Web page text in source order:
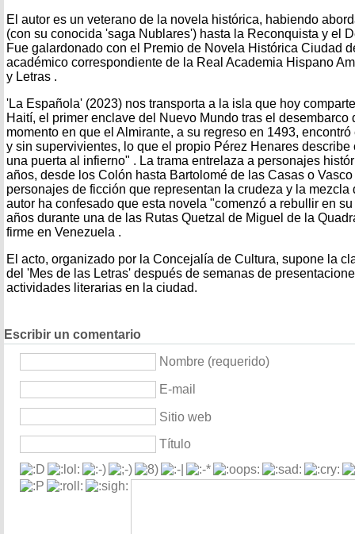
El autor es un veterano de la novela histórica, habiendo
(con su conocida 'saga Nublares') hasta la Reconquista y el
Fue galardonado con el Premio de Novela Histórica Ciudad
académico correspondiente de la Real Academia Hispano
y Letras .
'La Española' (2023) nos transporta a la isla que hoy
Haití, el primer enclave del Nuevo Mundo tras el desembarco
momento en que el Almirante, a su regreso en 1493,
y sin supervivientes, lo que el propio Pérez Henares
una puerta al infierno" . La trama entrelaza a personajes
años, desde los Colón hasta Bartolomé de las Casas o
personajes de ficción que representan la crudeza y la mezcla
autor ha confesado que esta novela "comenzó a rebullir en
años durante una de las Rutas Quetzal de Miguel de la
firme en Venezuela .
El acto, organizado por la Concejalía de Cultura, supone la
del 'Mes de las Letras' después de semanas de
actividades literarias en la ciudad.
Escribir un comentario
Nombre (requerido)
E-mail
Sitio web
Título